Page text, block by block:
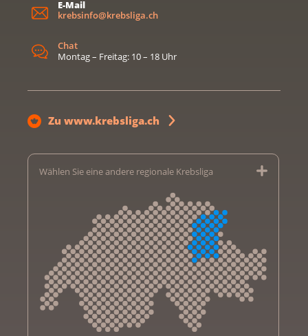
E-Mail
krebsinfo@krebsliga.ch
Chat
Montag – Freitag: 10 – 18 Uhr
Zu www.krebsliga.ch
Wählen Sie eine andere regionale Krebsliga